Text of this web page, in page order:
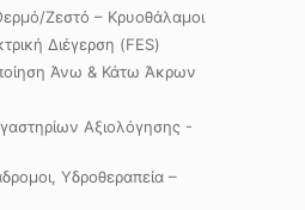
Ζεστό – Κρυοθάλαμοι
Διέγερση (FES)
Άνω & Κάτω Άκρων
Αξιολόγησης -
Υδροθεραπεία –